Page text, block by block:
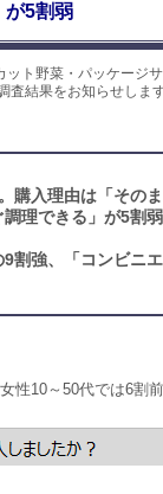
が5割弱
ト野菜・パッケージ
結果をお知らせします
購入理由は「その
理できる」が5割
割強、「コンビニエ
性10～50代では6割